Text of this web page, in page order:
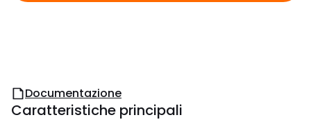
Documentazione
Caratteristiche principali